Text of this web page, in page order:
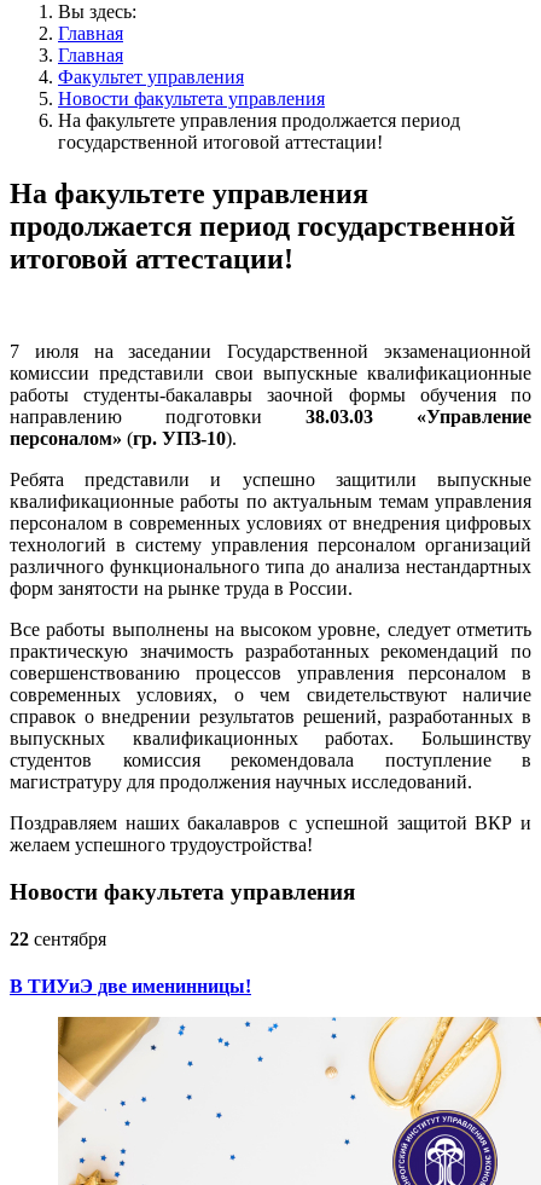
Вы здесь:
Главная
Главная
Факультет управления
Новости факультета управления
На факультете управления продолжается период
государственной итоговой аттестации!
На факультете управления
продолжается период государственной
итоговой аттестации!
7 июля на заседании Государственной экзаменационной
комиссии представили свои выпускные квалификационные
работы студенты-бакалавры заочной формы обучения по
направлению подготовки 38.03.03 «Управление
персоналом» (гр. УПЗ-10).
Ребята представили и успешно защитили выпускные
квалификационные работы по актуальным темам управления
персоналом в современных условиях от внедрения цифровых
технологий в систему управления персоналом организаций
различного функционального типа до анализа нестандартных
форм занятости на рынке труда в России.
Все работы выполнены на высоком уровне, следует отметить
практическую значимость разработанных рекомендаций по
совершенствованию процессов управления персоналом в
современных условиях, о чем свидетельствуют наличие
справок о внедрении результатов решений, разработанных в
выпускных квалификационных работах. Большинству
студентов комиссия рекомендовала поступление в
магистратуру для продолжения научных исследований.
Поздравляем наших бакалавров с успешной защитой ВКР и
желаем успешного трудоустройства!
Новости факультета управления
22 сентября
В ТИУиЭ две именинницы!